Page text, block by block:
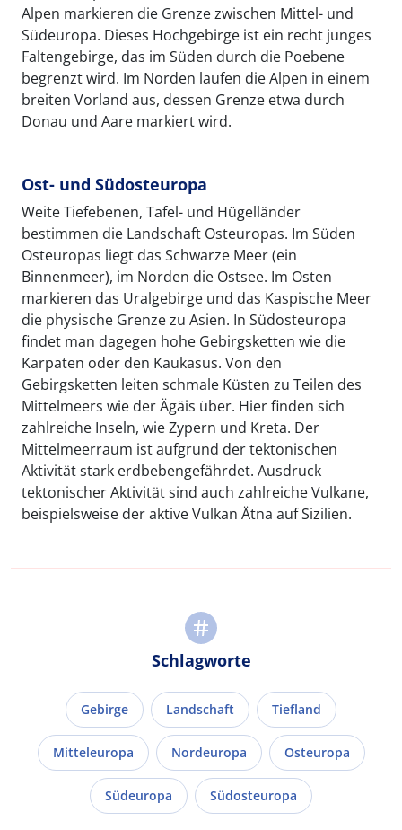
Alpen markieren die Grenze zwischen Mittel- und
Südeuropa. Dieses Hochgebirge ist ein recht junges
Faltengebirge, das im Süden durch die Poebene
begrenzt wird. Im Norden laufen die Alpen in einem
breiten Vorland aus, dessen Grenze etwa durch
Donau und Aare markiert wird.
Ost- und Südosteuropa
Weite Tiefebenen, Tafel- und Hügelländer
bestimmen die Landschaft Osteuropas. Im Süden
Osteuropas liegt das Schwarze Meer (ein
Binnenmeer), im Norden die Ostsee. Im Osten
markieren das Uralgebirge und das Kaspische Meer
die physische Grenze zu Asien. In Südosteuropa
findet man dagegen hohe Gebirgsketten wie die
Karpaten oder den Kaukasus. Von den
Gebirgsketten leiten schmale Küsten zu Teilen des
Mittelmeers wie der Ägäis über. Hier finden sich
zahlreiche Inseln, wie Zypern und Kreta. Der
Mittelmeerraum ist aufgrund der tektonischen
Aktivität stark erdbebengefährdet. Ausdruck
tektonischer Aktivität sind auch zahlreiche Vulkane,
beispielsweise der aktive Vulkan Ätna auf Sizilien.
Schlagworte
Gebirge Landschaft Tiefland
Mitteleuropa Nordeuropa Osteuropa
Südeuropa Südosteuropa